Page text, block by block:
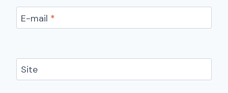
E-mail *
Site